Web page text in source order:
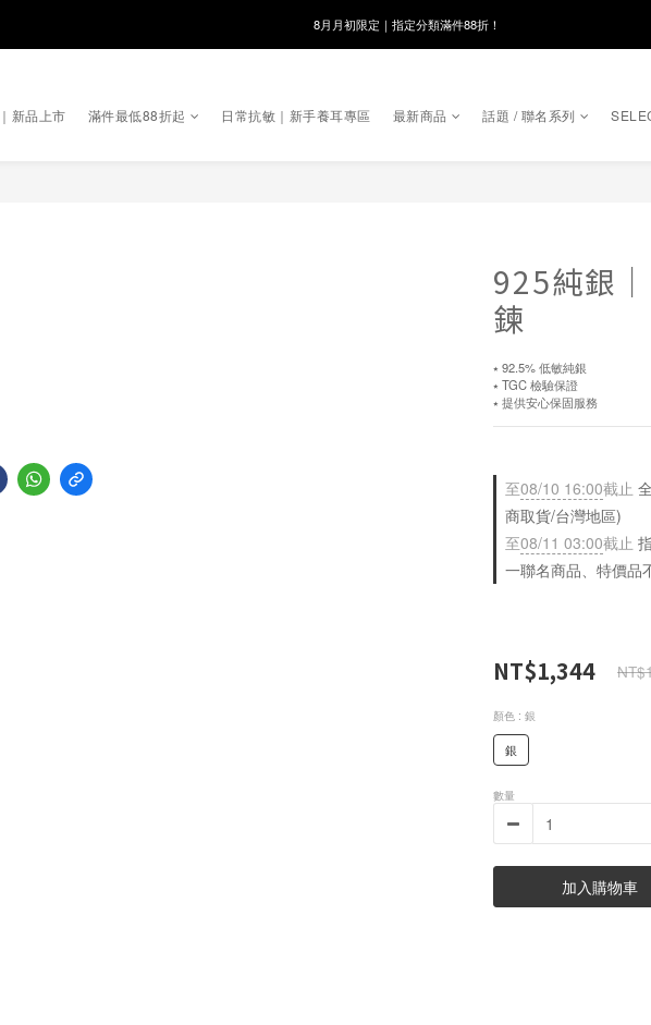
8月月初限定｜指定分類滿件88折！
新品上市 滿件最低88折起 日常抗敏｜新手養耳專區 最新商品 話題 / 聯名系列
925純銀
鍊
⭑ 92.5% 低敏純銀
⭑ TGC 檢驗保證
⭑ 提供安心保固服務
至08/10 16:00截止
商取貨/台灣地區)
至08/11 03:00截止
一聯名商品、特價品
NT$1,344
顏色 : 銀
銀
數量
加入購物車